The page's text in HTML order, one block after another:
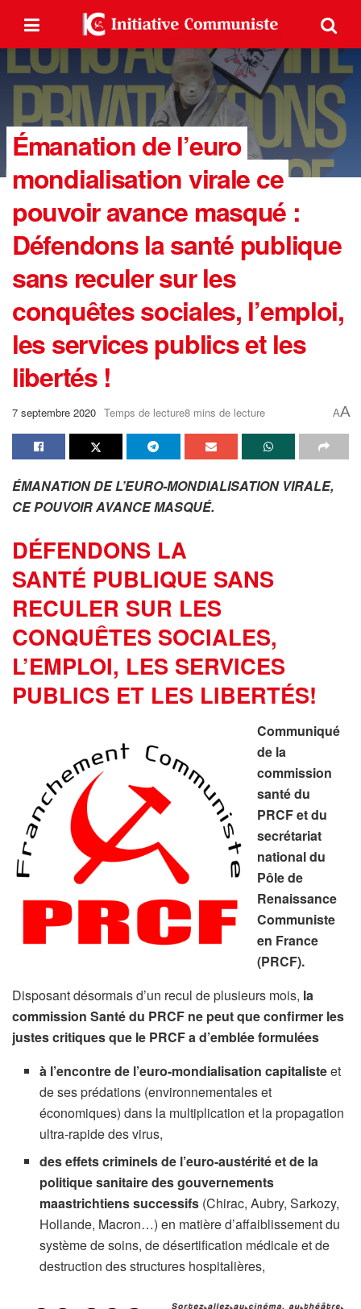
Émanation de l’euro
mondialisation virale ce
pouvoir avance masqué :
Défendons la santé publique
sans reculer sur les
conquêtes sociales, l’emploi,
les services publics et les
libertés !
7 septembre 2020 Temps de lecture8 mins de lecture AA
ÉMANATION DE L’EURO-MONDIALISATION VIRALE,
CE POUVOIR AVANCE MASQUÉ.
DÉFENDONS LA
SANTÉ PUBLIQUE SANS
RECULER SUR LES
CONQUÊTES SOCIALES,
L’EMPLOI, LES SERVICES
PUBLICS ET LES LIBERTÉS!
Communiqué
de la
commission
santé du
PRCF et du
secrétariat
national du
Pôle de
Renaissance
Communiste
en France
(PRCF).
Disposant désormais d’un recul de plusieurs mois, la
commission Santé du PRCF ne peut que confirmer les
justes critiques que le PRCF a d’emblée formulées
à l’encontre de l’euro-mondialisation capitalisteet
de ses prédations (environnementales et
économiques) dans la multiplication et la propagation
ultra-rapide des virus,
des effets criminels de l’euro-austérité et de la
politique sanitaire des gouvernements
maastrichtiens successifs (Chirac, Aubry, Sarkozy,
Hollande, Macron…) en matière d’affaiblissement du
système de soins, de désertification médicale et de
destruction des structures hospitalières,